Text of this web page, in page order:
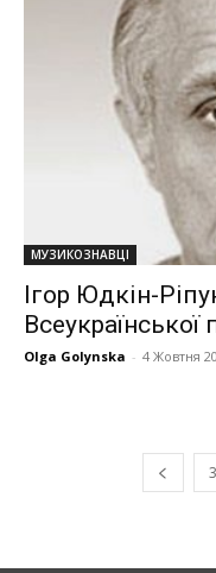
МУЗИКОЗНАВЦІ
Ігор Юдкін-
Всеукраїнської
Olga Golynska - 4 Жовтня
3